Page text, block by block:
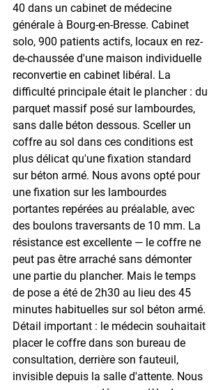
40 dans un cabinet de médecine
générale à Bourg-en-Bresse. Cabinet
solo, 900 patients actifs, locaux en rez-
de-chaussée d'une maison individuelle
reconvertie en cabinet libéral. La
difficulté principale était le plancher : du
parquet massif posé sur lambourdes,
sans dalle béton dessous. Sceller un
coffre au sol dans ces conditions est
plus délicat qu'une fixation standard
sur béton armé. Nous avons opté pour
une fixation sur les lambourdes
portantes repérées au préalable, avec
des boulons traversants de 10 mm. La
résistance est excellente — le coffre ne
peut pas être arraché sans démonter
une partie du plancher. Mais le temps
de pose a été de 2h30 au lieu des 45
minutes habituelles sur sol béton armé.
Détail important : le médecin souhaitait
placer le coffre dans son bureau de
consultation, derrière son fauteuil,
invisible depuis la salle d'attente. Nous